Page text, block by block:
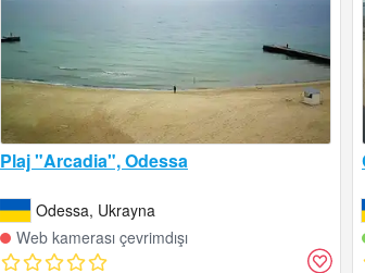
Plaj "Arcadia", Odessa
Odessa, Ukrayna
Web kamerası çevrimdışı